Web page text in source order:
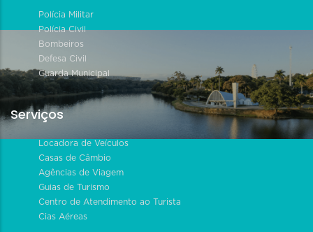
Polícia Militar
Polícia Civil
Bombeiros
Defesa Civil
Guarda Municipal
Serviços
Locadora de Veículos
Casas de Câmbio
Agências de Viagem
Guias de Turismo
Centro de Atendimento ao Turista
Cias Aéreas